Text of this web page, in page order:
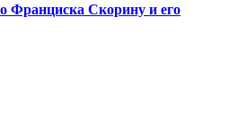
Франциска Скорину и его